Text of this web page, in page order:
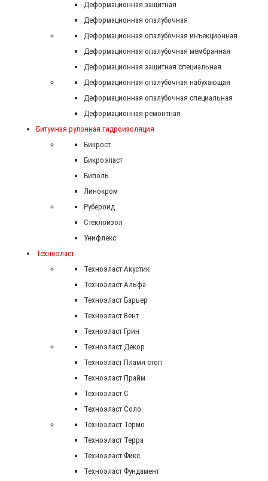
Деформационная защитная
Деформационная опалубочная
Деформационная опалубочная инъекционная
Деформационная опалубочная мембранная
Деформационная защитная специальная
Деформационная опалубочная набухающая
Деформационная опалубочная специальная
Деформационная ремонтная
Битумная рулонная гидроизоляция
Бикрост
Бикроэласт
Биполь
Линокром
Рубероид
Стеклоизол
Унифлекс
Техноэласт
Техноэласт Акустик
Техноэласт Альфа
Техноэласт Барьер
Техноэласт Вент
Техноэласт Грин
Техноэласт Декор
Техноэласт Пламя стоп
Техноэласт Прайм
Техноэласт С
Техноэласт Соло
Техноэласт Термо
Техноэласт Терра
Техноэласт Фикс
Техноэласт Фундамент